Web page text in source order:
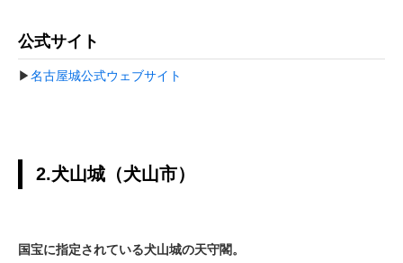
公式サイト
▶名古屋城公式ウェブサイト
2.犬山城（犬山市）
国宝に指定されている犬山城の天守閣。